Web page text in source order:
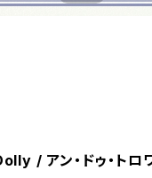
/ アン・ドゥ・トロワ